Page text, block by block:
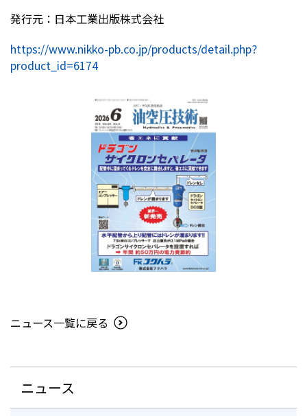
発行元：日本工業出版株式会社
https://www.nikko-pb.co.jp/products/detail.php?
product_id=6174
ニュース一覧に戻る
ニュース